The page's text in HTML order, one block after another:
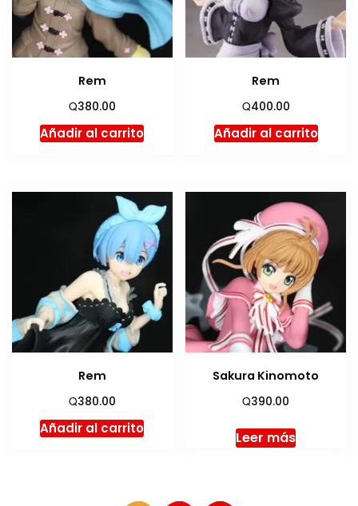
Rem
Q380.00
Añadir al carrito
Rem
Q400.00
Añadir al carrito
Rem
Q380.00
Añadir al carrito
Sakura Kinomoto
Q390.00
Leer más